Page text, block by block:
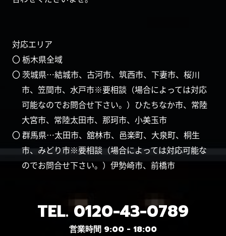
対応エリア
〇 栃木県全域
〇 茨城県…結城市、古河市、筑西市、下妻市、桜川
市、笠間市、水戸市※要相談（場合によっては対応
可能なのでお問合せ下さい。）ひたちなか市、常陸
大宮市、常陸太田市、那珂市、小美玉市
〇 群馬県…太田市、舘林市、邑楽町、大泉町、桐生
市、みどり市※要相談（場合によっては対応可能な
のでお問合せ下さい。）伊勢崎市、前橋市
TEL. 0120-43-0789
営業時間 9:00 - 18:00